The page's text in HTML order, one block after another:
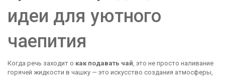
идеи для уютного
чаепития
Когда речь заходит о как подавать чай, это не просто наливание
горячей жидкости в чашку — это искусство создания атмосферы,